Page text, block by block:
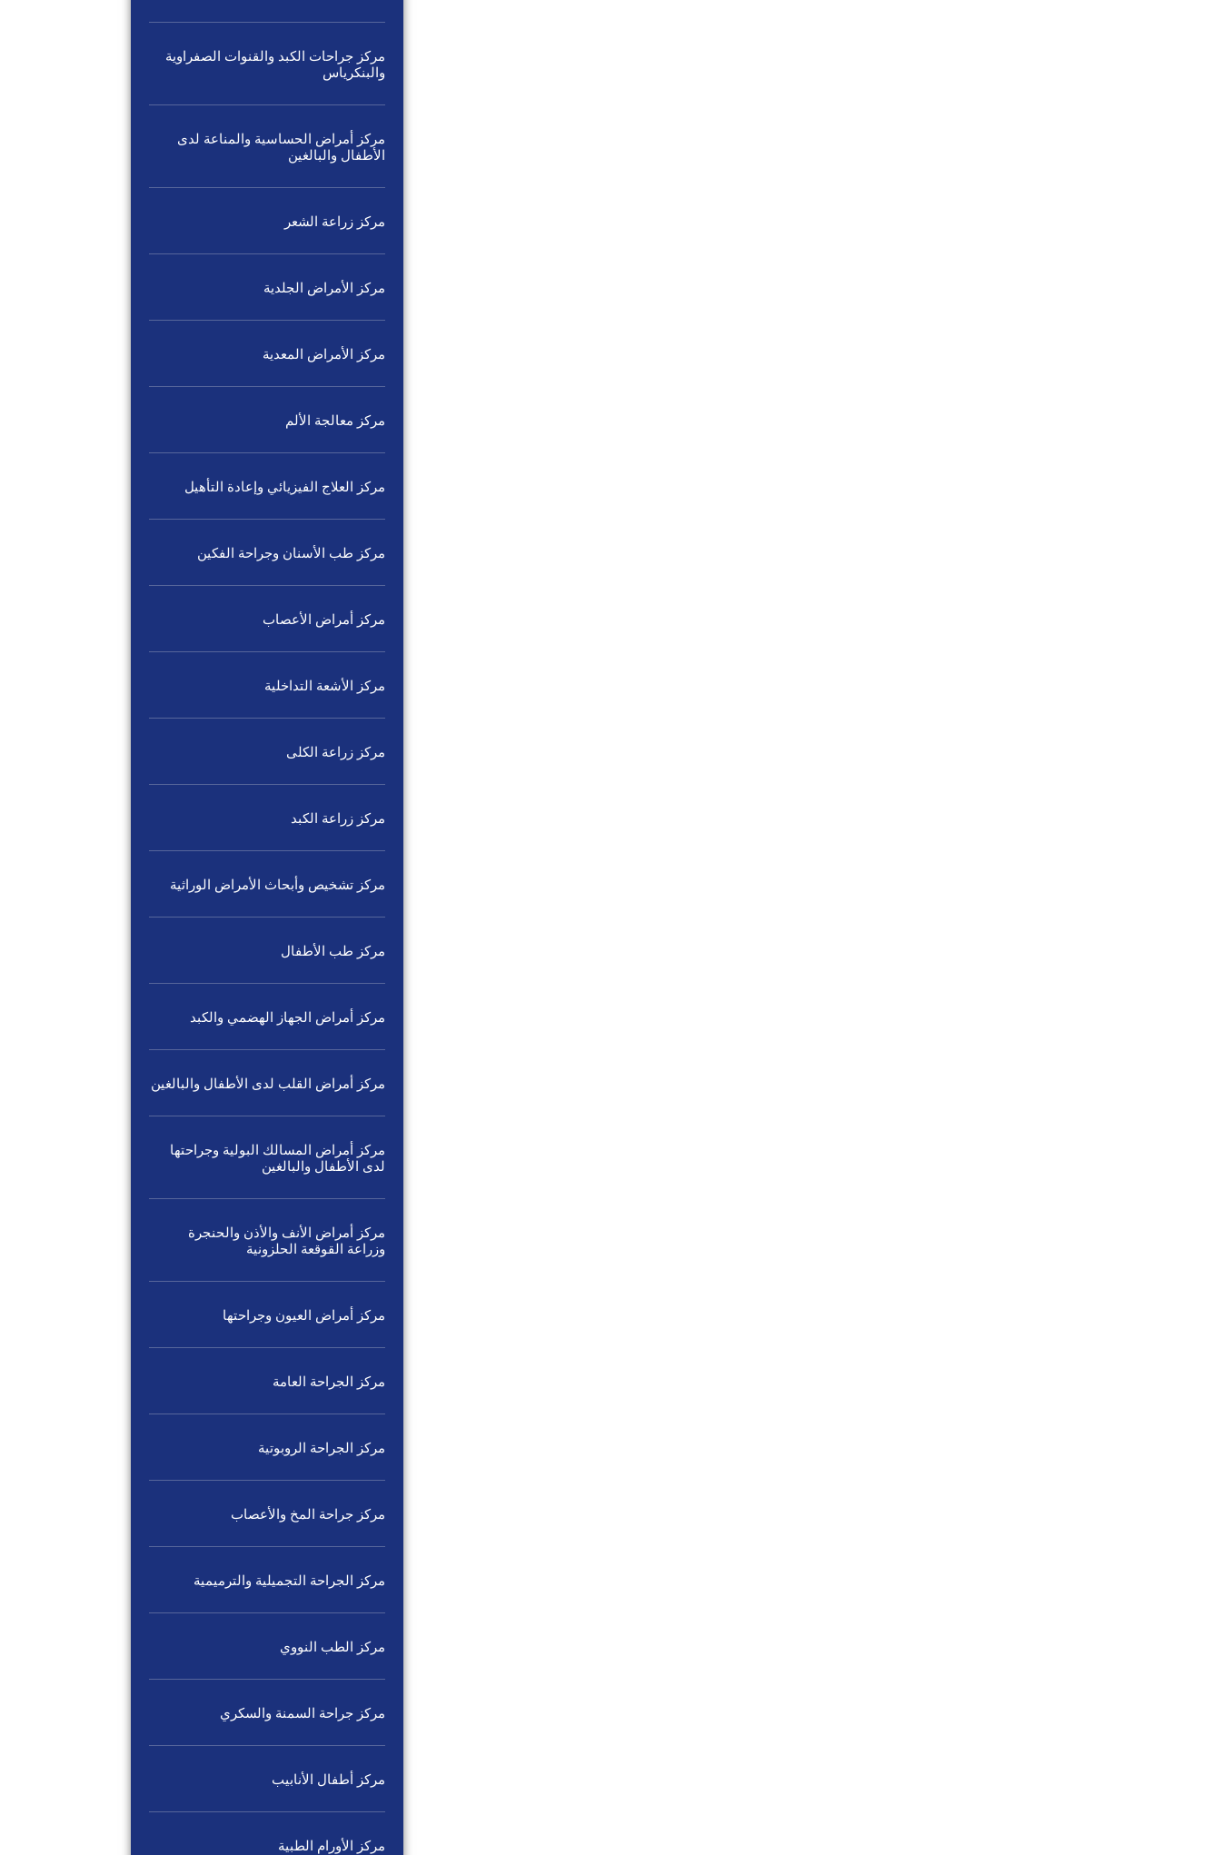
مركز جراحات الكبد والقنوات الصفراوية
والبنكرياس
مركز أمراض الحساسية والمناعة لدى
الأطفال والبالغين
مركز زراعة الشعر
مركز الأمراض الجلدية
مركز الأمراض المعدية
مركز معالجة الألم
مركز العلاج الفيزيائي وإعادة التأهيل
مركز طب الأسنان وجراحة الفكين
مركز أمراض الأعصاب
مركز الأشعة التداخلية
مركز زراعة الكلى
مركز زراعة الكبد
مركز تشخيص وأبحاث الأمراض الوراثية
مركز طب الأطفال
مركز أمراض الجهاز الهضمي والكبد
مركز أمراض القلب لدى الأطفال والبالغين
مركز أمراض المسالك البولية وجراحتها
لدى الأطفال والبالغين
مركز أمراض الأنف والأذن والحنجرة
وزراعة القوقعة الحلزونية
مركز أمراض العيون وجراحتها
مركز الجراحة العامة
مركز الجراحة الروبوتية
مركز جراحة المخ والأعصاب
مركز الجراحة التجميلية والترميمية
مركز الطب النووي
مركز جراحة السمنة والسكري
مركز أطفال الأنابيب
مركز الأورام الطبية